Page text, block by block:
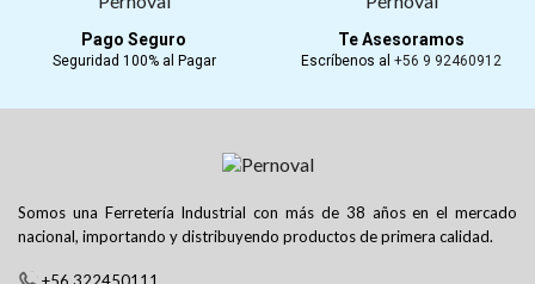
Pago Seguro
Seguridad 100% al Pagar
Te Asesoramos
Escríbenos al +56 9 92460912
Somos una Ferretería Industrial con más de 38 años en el mercado
nacional, importando y distribuyendo productos de primera calidad.
+56 322450111